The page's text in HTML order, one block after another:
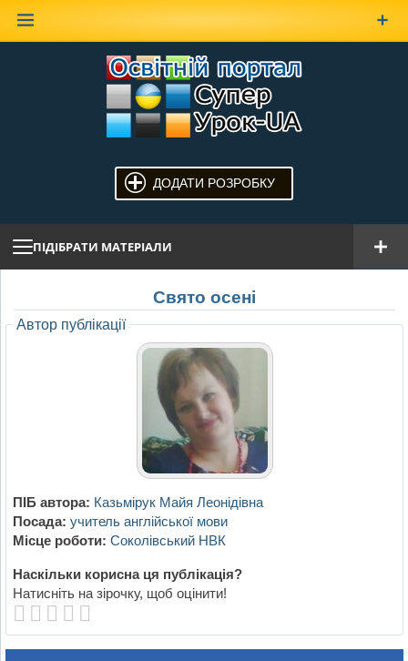
ДОДАТИ РОЗРОБКУ
ПІДІБРАТИ МАТЕРІАЛИ
Свято осені
Автор публікації
ПІБ автора: Казьмірук Майя Леонідівна
Посада: учитель англійської мови
Місце роботи: Cоколівський НВК
Наскільки корисна ця публікація?
Натисніть на зірочку, щоб оцінити!